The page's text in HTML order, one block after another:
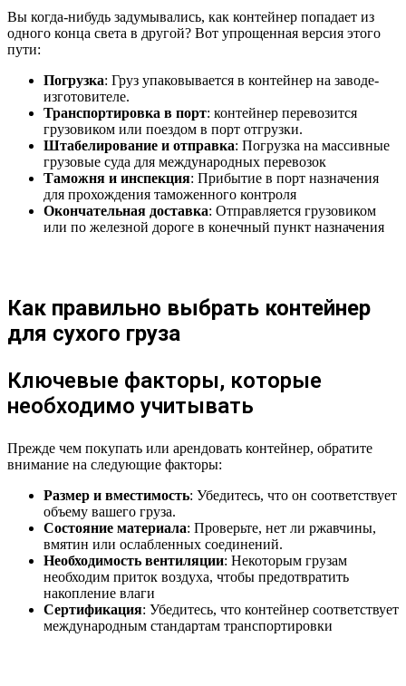
Вы когда-нибудь задумывались, как контейнер попадает из
одного конца света в другой? Вот упрощенная версия этого
пути:
Погрузка: Груз упаковывается в контейнер на заводе-
изготовителе.
Транспортировка в порт: контейнер перевозится
грузовиком или поездом в порт отгрузки.
Штабелирование и отправка: Погрузка на массивные
грузовые суда для международных перевозок
Таможня и инспекция: Прибытие в порт назначения
для прохождения таможенного контроля
Окончательная доставка: Отправляется грузовиком
или по железной дороге в конечный пункт назначения
Как правильно выбрать контейнер
для сухого груза
Ключевые факторы, которые
необходимо учитывать
Прежде чем покупать или арендовать контейнер, обратите
внимание на следующие факторы:
Размер и вместимость: Убедитесь, что он соответствует
объему вашего груза.
Состояние материала: Проверьте, нет ли ржавчины,
вмятин или ослабленных соединений.
Необходимость вентиляции: Некоторым грузам
необходим приток воздуха, чтобы предотвратить
накопление влаги
Сертификация: Убедитесь, что контейнер соответствует
международным стандартам транспортировки